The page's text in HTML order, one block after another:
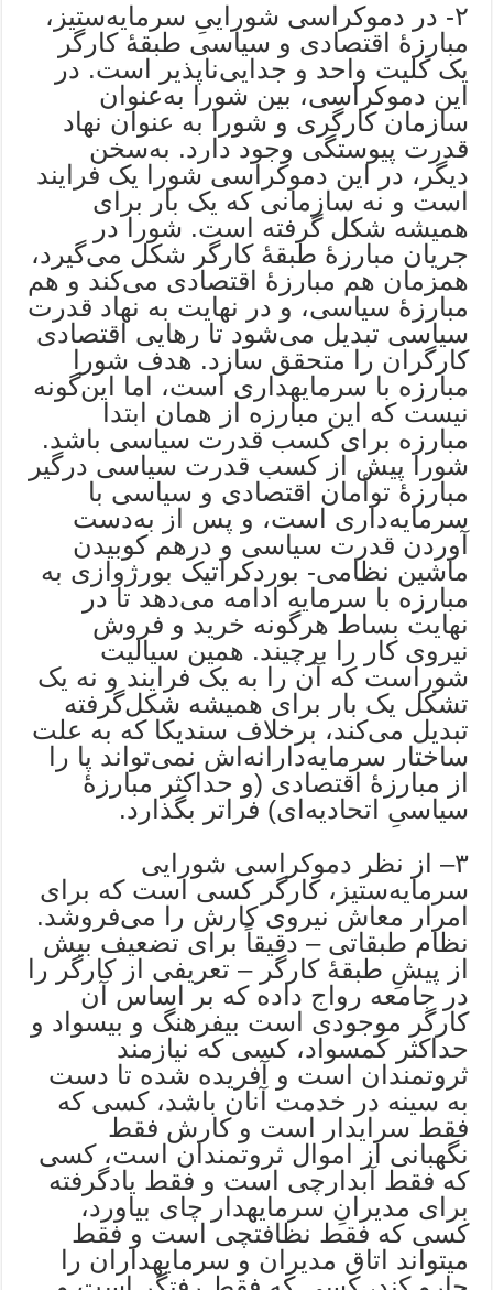
۲- در دموکراسی شوراییِ سرمایه‌ستیز،
مبارزۀ اقتصادی و سیاسی طبقۀ کارگر
یک کلیت واحد و جدایی‌ناپذیر است. در
این دموکراسی، بین شورا به‌عنوان
سازمان کارگری و شورا به عنوان نهاد
قدرت پیوستگی وجود دارد. به‌سخن
دیگر، در این دموکراسی شورا یک فرایند
است و نه سازمانی که یک بار برای
همیشه شکل گرفته است. شورا در
جریان مبارزۀ طبقۀ کارگر شکل می‌گیرد،
همزمان هم مبارزۀ اقتصادی می‌کند و هم
مبارزۀ سیاسی، و در نهایت به نهاد قدرت
سیاسی تبدیل می‌شود تا رهایی اقتصادی
کارگران را متحقق سازد. هدف شورا
مبارزه با سرمایه‎داری است، اما این‌گونه
نیست که این مبارزه از همان ابتدا
مبارزه برای کسب قدرت سیاسی باشد.
شورا پیش از کسب قدرت سیاسی درگیر
مبارزۀ توأمان اقتصادی و سیاسی با
سرمایه‌داری است، و پس از به‌دست
آوردن قدرت سیاسی و درهم کوبیدن
ماشین نظامی- بوردکراتیک بورژوازی به
مبارزه با سرمایه ادامه می‌دهد تا در
نهایت بساط هرگونه خرید و فروش
نیروی کار را برچیند. همین سیالیت
شوراست که آن را به یک فرایند و نه یک
تشکل یک بار برای همیشه شکل‌گرفته
تبدیل می‌کند، برخلاف سندیکا که به علت
ساختار سرمایه‌دارانه‌اش نمی‌تواند پا را
از مبارزۀ اقتصادی (و حداکثر مبارزۀ
سیاسیِ اتحادیه‌ای) فراتر بگذارد.
۳– از نظر دموکراسی شورایی
سرمایه‌ستیز، کارگر کسی است که برای
امرار معاش نیروی کارش را می‌فروشد.
نظام طبقاتی – دقیقاً برای تضعیف بیش
از پیشِ طبقۀ کارگر – تعریفی از کارگر را
در جامعه رواج داده که بر اساس آن
کارگر موجودی است بیفرهنگ و بیسواد و
حداکثر کمسواد، کسی که نیازمند
ثروتمندان است و آفریده شده تا دست
به سینه در خدمت آنان باشد، کسی که
فقط سرایدار است و کارش فقط
نگهبانی از اموال ثروتمندان است، کسی
که فقط آبدارچی است و فقط یادگرفته
برای مدیرانِ سرمایهدار چای بیاورد،
کسی که فقط نظافتچی است و فقط
میتواند اتاق مدیران و سرمایهداران را